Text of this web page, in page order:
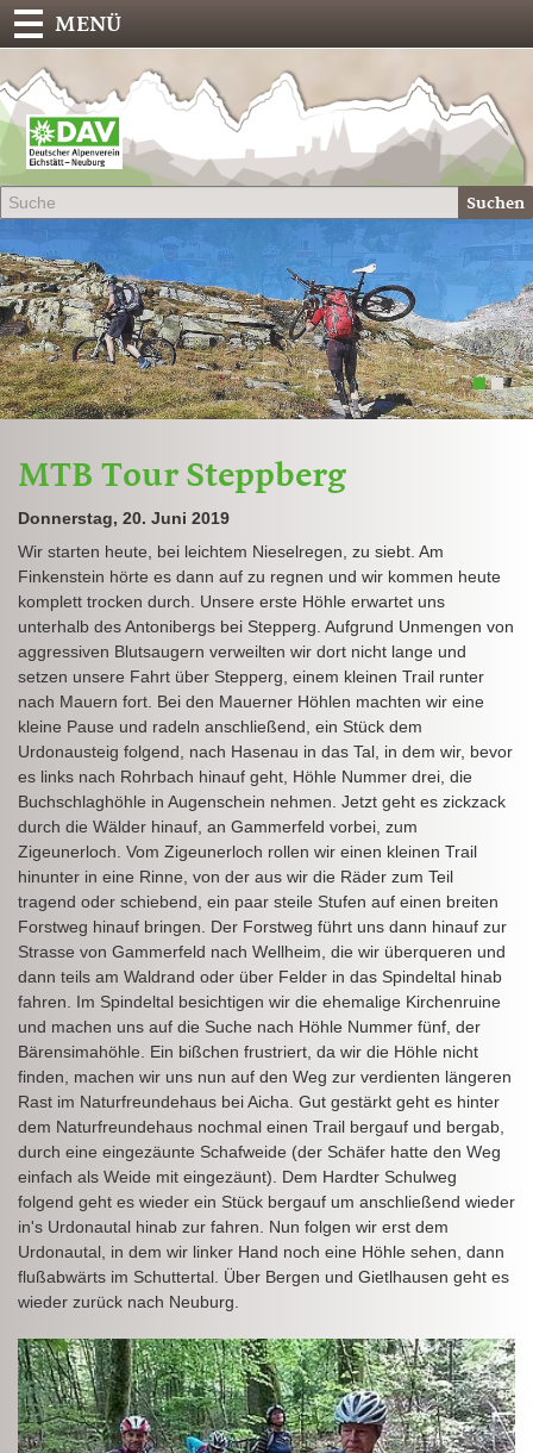
Suchen
MENÜ
1 2
MTB Tour Steppberg
Donnerstag, 20. Juni 2019
Wir starten heute, bei leichtem Nieselregen, zu siebt. Am
Finkenstein hörte es dann auf zu regnen und wir kommen heute
komplett trocken durch. Unsere erste Höhle erwartet uns
unterhalb des Antonibergs bei Stepperg. Aufgrund Unmengen von
aggressiven Blutsaugern verweilten wir dort nicht lange und
setzen unsere Fahrt über Stepperg, einem kleinen Trail runter
nach Mauern fort. Bei den Mauerner Höhlen machten wir eine
kleine Pause und radeln anschließend, ein Stück dem
Urdonausteig folgend, nach Hasenau in das Tal, in dem wir, bevor
es links nach Rohrbach hinauf geht, Höhle Nummer drei, die
Buchschlaghöhle in Augenschein nehmen. Jetzt geht es zickzack
durch die Wälder hinauf, an Gammerfeld vorbei, zum
Zigeunerloch. Vom Zigeunerloch rollen wir einen kleinen Trail
hinunter in eine Rinne, von der aus wir die Räder zum Teil
tragend oder schiebend, ein paar steile Stufen auf einen breiten
Forstweg hinauf bringen. Der Forstweg führt uns dann hinauf zur
Strasse von Gammerfeld nach Wellheim, die wir überqueren und
dann teils am Waldrand oder über Felder in das Spindeltal hinab
fahren. Im Spindeltal besichtigen wir die ehemalige Kirchenruine
und machen uns auf die Suche nach Höhle Nummer fünf, der
Bärensimahöhle. Ein bißchen frustriert, da wir die Höhle nicht
finden, machen wir uns nun auf den Weg zur verdienten längeren
Rast im Naturfreundehaus bei Aicha. Gut gestärkt geht es hinter
dem Naturfreundehaus nochmal einen Trail bergauf und bergab,
durch eine eingezäunte Schafweide (der Schäfer hatte den Weg
einfach als Weide mit eingezäunt). Dem Hardter Schulweg
folgend geht es wieder ein Stück bergauf um anschließend wieder
in's Urdonautal hinab zur fahren. Nun folgen wir erst dem
Urdonautal, in dem wir linker Hand noch eine Höhle sehen, dann
flußabwärts im Schuttertal. Über Bergen und Gietlhausen geht es
wieder zurück nach Neuburg.